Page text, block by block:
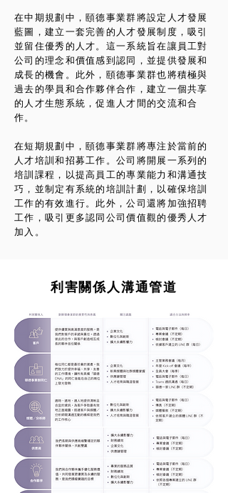
在中期規劃中，頤德事業群將設定人才發展
藍圖，建立一套完善的人才發展制度，吸引
並留住優秀的人才。這一系統旨在讓員工對
公司的理念和價值感到認同，並提供發展和
成長的機會。此外，頤德事業群也將積極與
過去的學員和合作夥伴合作，建立一個共享
的人才生態系統，促進人才間的交流和合
作。
在短期規劃中，頤德事業群將專注於當前的
人才培訓和招募工作。公司將開展一系列的
培訓課程，以提高員工的專業能力和溝通技
巧，並制定有系統的培訓計劃，以確保培訓
工作的有效進行。此外，公司還將加強招聘
工作，吸引更多認同公司價值觀的優秀人才
加入。
利害關係人溝通管道